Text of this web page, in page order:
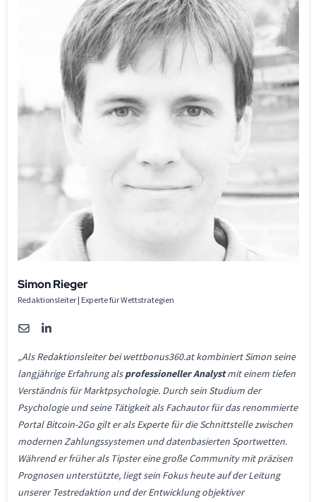
Simon Rieger
Redaktionsleiter | Experte für Wettstrategien
„Als Redaktionsleiter bei wettbonus360.at kombiniert Simon seine
langjährige Erfahrung alsprofessioneller Analystmit einem tiefen
Verständnis für Marktpsychologie. Durch sein Studium der
Psychologie und seine Tätigkeit als Fachautor für das renommierte
Portal Bitcoin-2Go gilt er als Experte für die Schnittstelle zwischen
modernen Zahlungssystemen und datenbasierten Sportwetten.
Während er früher als Tipster eine große Community mit präzisen
Prognosen unterstützte, liegt sein Fokus heute auf der Leitung
unserer Testredaktion und der Entwicklung objektiver